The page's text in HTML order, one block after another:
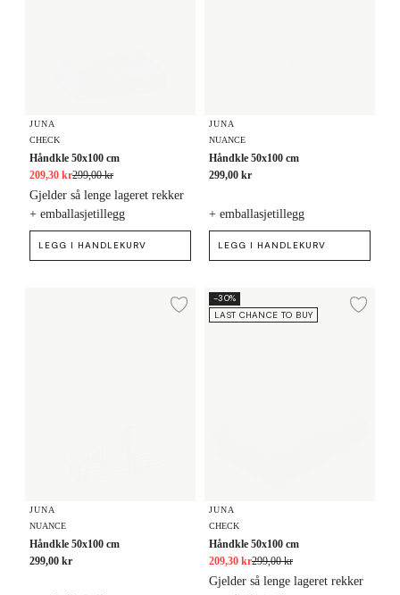
JUNA
CHECK
Håndkle 50x100 cm
209,30 kr299,00 kr
+ emballasjetillegg
Gjelder så lenge lageret rekker
LEGG I HANDLEKURV
JUNA
NUANCE
Håndkle 50x100 cm
299,00 kr
+ emballasjetillegg
LEGG I HANDLEKURV
Legg til ønskeliste
JUNA
NUANCE
Håndkle 50x100 cm
299,00 kr
Håndkle 50x100 cm
-30%
LAST CHANCE TO BUY
JUNA
CHECK
Håndkle 50x100 cm
209,30 kr299,00 kr
Gjelder så lenge lageret rekker